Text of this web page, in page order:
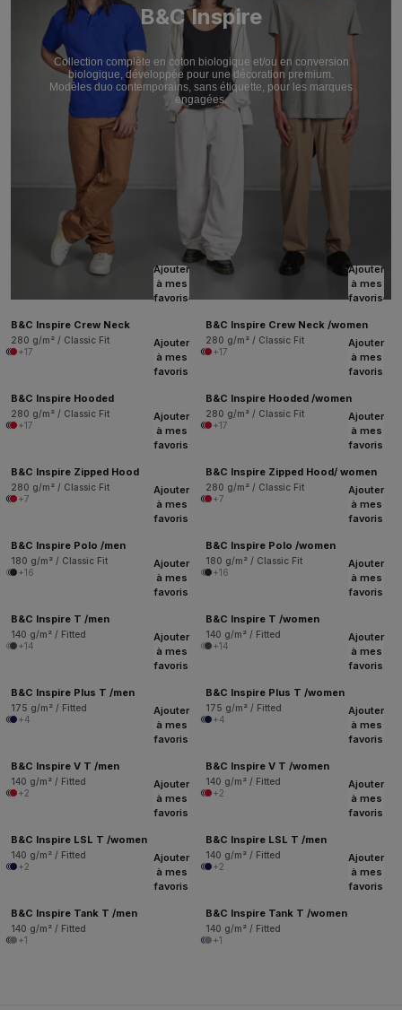
B&C Inspire
Collection complète en coton biologique et/ou en conversion
biologique, développée pour une décoration premium.
Modèles duo contemporains, sans étiquette, pour les marques
engagées.
Ajouter
à mes
favoris
B&C Inspire Crew Neck
280 g/m² / Classic Fit
+17
Ajouter
à mes
favoris
B&C Inspire Crew Neck /women
280 g/m² / Classic Fit
+17
Ajouter
à mes
favoris
B&C Inspire Hooded
280 g/m² / Classic Fit
+17
Ajouter
à mes
favoris
B&C Inspire Hooded /women
280 g/m² / Classic Fit
+17
Ajouter
à mes
favoris
B&C Inspire Zipped Hood
280 g/m² / Classic Fit
+7
Ajouter
à mes
favoris
B&C Inspire Zipped Hood/ women
280 g/m² / Classic Fit
+7
Ajouter
à mes
favoris
B&C Inspire Polo /men
180 g/m² / Classic Fit
+16
Ajouter
à mes
favoris
B&C Inspire Polo /women
180 g/m² / Classic Fit
+16
Ajouter
à mes
favoris
B&C Inspire T /men
140 g/m² / Fitted
+14
Ajouter
à mes
favoris
B&C Inspire T /women
140 g/m² / Fitted
+14
Ajouter
à mes
favoris
B&C Inspire Plus T /men
175 g/m² / Fitted
+4
Ajouter
à mes
favoris
B&C Inspire Plus T /women
175 g/m² / Fitted
+4
Ajouter
à mes
favoris
B&C Inspire V T /men
140 g/m² / Fitted
+2
Ajouter
à mes
favoris
B&C Inspire V T /women
140 g/m² / Fitted
+2
Ajouter
à mes
favoris
B&C Inspire LSL T /women
140 g/m² / Fitted
+2
Ajouter
à mes
favoris
B&C Inspire LSL T /men
140 g/m² / Fitted
+2
Ajouter
à mes
favoris
B&C Inspire Tank T /men
140 g/m² / Fitted
+1
Ajouter
à mes
favoris
B&C Inspire Tank T /women
140 g/m² / Fitted
+1